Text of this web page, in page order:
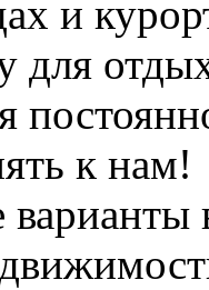
и
для
к нам!
варианты